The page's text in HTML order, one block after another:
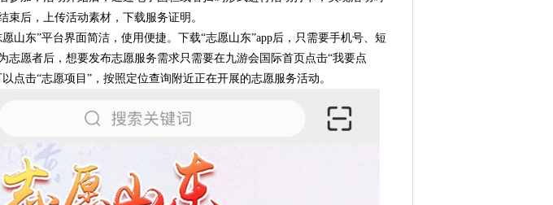
束后，上传活动素材，下载服务证明。
东”平台界面简洁，使用便捷。下载“志愿山东”app后，只需要手机号、短
志愿者后，想要发布志愿服务需求只需要在九游会国际首页点击“我要点
点击“志愿项目”，按照定位查询附近正在开展的志愿服务活动。